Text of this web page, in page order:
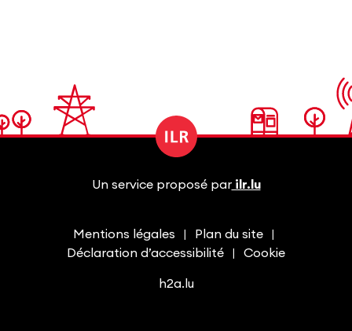
Mentions légales
Plan du site
Déclaration d’accessibilité
Cookie
Un service proposé parilr.lu
h2a.lu